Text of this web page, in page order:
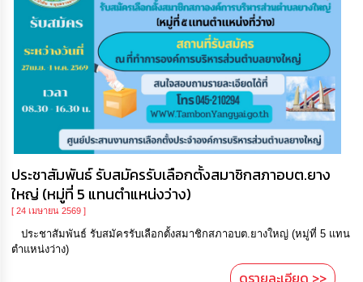
ประชาสัมพันธ์ รับสมัครรับเลือกตั้งสมาชิกสภาอบต.ยาง
ใหญ่ (หมู่ที่ 5 แทนตำแหน่งว่าง)
[ 24 เมษายน 2569 ]
ประชาสัมพันธ์ รับสมัครรับเลือกตั้งสมาชิกสภาอบต.ยางใหญ่ (หมู่ที่ 5 แทน
ตำแหน่งว่าง)
ดูรายละเอียด >>